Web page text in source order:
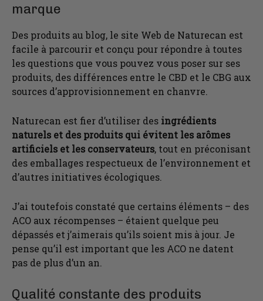
marque
Des produits au blog, le site Web de Naturecan est
facile à parcourir et conçu pour répondre à toutes
les questions que vous pouvez vous poser sur ses
produits, des différences entre le CBD et le CBG aux
sources d’approvisionnement en chanvre.
Naturecan est fier d’utiliser des ingrédients
naturels et des produits qui évitent les arômes
artificiels et les conservateurs, tout en préconisant
des emballages respectueux de l’environnement et
d’autres initiatives écologiques.
J’ai toutefois constaté que certains éléments – des
ACO aux récompenses – étaient quelque peu
dépassés et j’aimerais qu’ils soient mis à jour. Je
pense qu’il est important que les ACO ne datent
pas de plus d’un an.
Qualité constante des produits